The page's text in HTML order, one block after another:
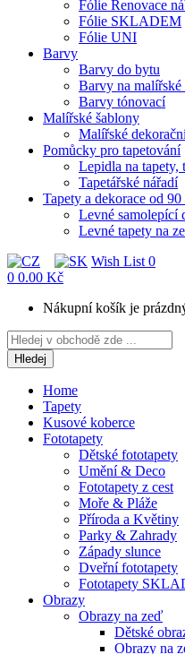
Fólie Renovace
Fólie SKLADEM
Fólie UNI
Barvy
Barvy do bytu
Barvy na malířské
Barvy tónovací
Malířské šablony
Malířské
Pomůcky pro tapetování
Lepidla na tapety,
Tapetářské nářadí
Tapety a dekorace od
Levné samolepící
Levné tapety na
Wish List 0
0 0.00 Kč
Nákupní košík je
Hledej
Home
Tapety
Kusové koberce
Fototapety
Dětské fototapety
Umění & Deco
Fototapety z cest
Moře & Pláže
Příroda a Květiny
Parky & Zahrady
Západy slunce
Dveřní fototapety
Fototapety
Obrazy
Obrazy na zeď
Dětské
Obrazy na